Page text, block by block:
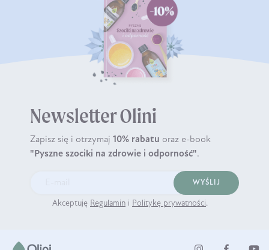
Newsletter Olini
Zapisz się i otrzymaj 10% rabatu oraz e-book
"Pyszne szociki na zdrowie i odporność".
WYŚLIJ
Akceptuję Regulamin i Politykę prywatności.